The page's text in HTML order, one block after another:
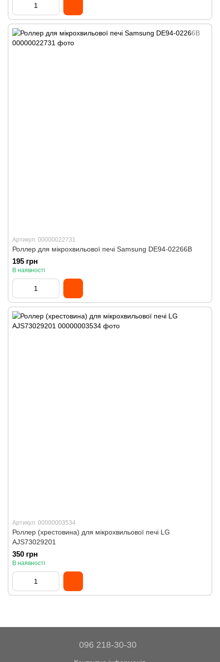
Артикул: 00000022731
Роллер для мікрохвильової печі Samsung DE94-02266B
195 грн
В наявності
Артикул: 00000003534
Роллер (хрестовина) для мікрохвильової печі LG
AJS73029201
350 грн
В наявності
096 218-30-30